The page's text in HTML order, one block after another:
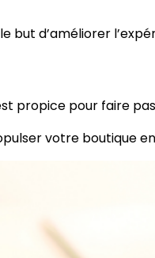
but d’améliorer
propice pour faire
votre boutique